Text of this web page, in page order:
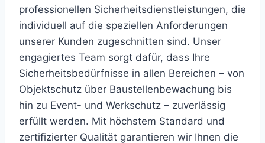
professionellen Sicherheitsdienstleistungen, die
individuell auf die speziellen Anforderungen
unserer Kunden zugeschnitten sind. Unser
engagiertes Team sorgt dafür, dass Ihre
Sicherheitsbedürfnisse in allen Bereichen – von
Objektschutz über Baustellenbewachung bis
hin zu Event- und Werkschutz – zuverlässig
erfüllt werden. Mit höchstem Standard und
zertifizierter Qualität garantieren wir Ihnen die